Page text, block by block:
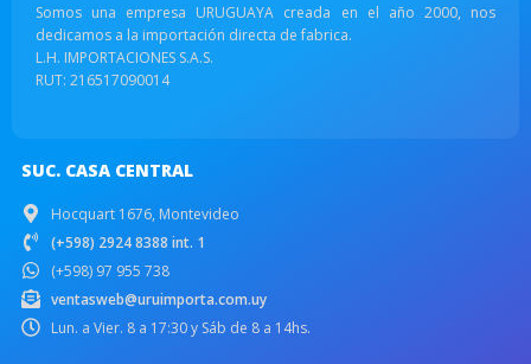
Somos una empresa URUGUAYA creada en el año 2000, nos
dedicamos a la importación directa de fabrica.
L.H. IMPORTACIONES S.A.S.
RUT: 216517090014
SUC. CASA CENTRAL
Hocquart 1676, Montevideo
(+598) 2924 8388 int. 1
(+598) 97 955 738
ventasweb@uruimporta.com.uy
Lun. a Vier. 8 a 17:30 y Sáb de 8 a 14hs.